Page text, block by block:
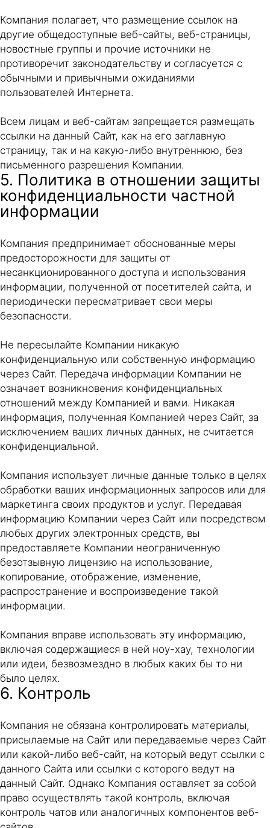
Компания полагает, что размещение ссылок на
другие общедоступные веб-сайты, веб-страницы,
новостные группы и прочие источники не
противоречит законодательству и согласуется с
обычными и привычными ожиданиями
пользователей Интернета.
Всем лицам и веб-сайтам запрещается размещать
ссылки на данный Сайт, как на его заглавную
страницу, так и на какую-либо внутреннюю, без
письменного разрешения Компании.
5. Политика в отношении защиты
конфиденциальности частной
информации
Компания предпринимает обоснованные меры
предосторожности для защиты от
несанкционированного доступа и использования
информации, полученной от посетителей сайта, и
периодически пересматривает свои меры
безопасности.
Не пересылайте Компании никакую
конфиденциальную или собственную информацию
через Сайт. Передача информации Компании не
означает возникновения конфиденциальных
отношений между Компанией и вами. Никакая
информация, полученная Компанией через Сайт, за
исключением ваших личных данных, не считается
конфиденциальной.
Компания использует личные данные только в целях
обработки ваших информационных запросов или для
маркетинга своих продуктов и услуг. Передавая
информацию Компании через Сайт или посредством
любых других электронных средств, вы
предоставляете Компании неограниченную
безотзывную лицензию на использование,
копирование, отображение, изменение,
распространение и воспроизведение такой
информации.
Компания вправе использовать эту информацию,
включая содержащиеся в ней ноу-хау, технологии
или идеи, безвозмездно в любых каких бы то ни
было целях.
6. Контроль
Компания не обязана контролировать материалы,
присылаемые на Сайт или передаваемые через Сайт
или какой-либо веб-сайт, на который ведут ссылки с
данного Сайта или ссылки с которого ведут на
данный Сайт. Однако Компания оставляет за собой
право осуществлять такой контроль, включая
контроль чатов или аналогичных компонентов веб-